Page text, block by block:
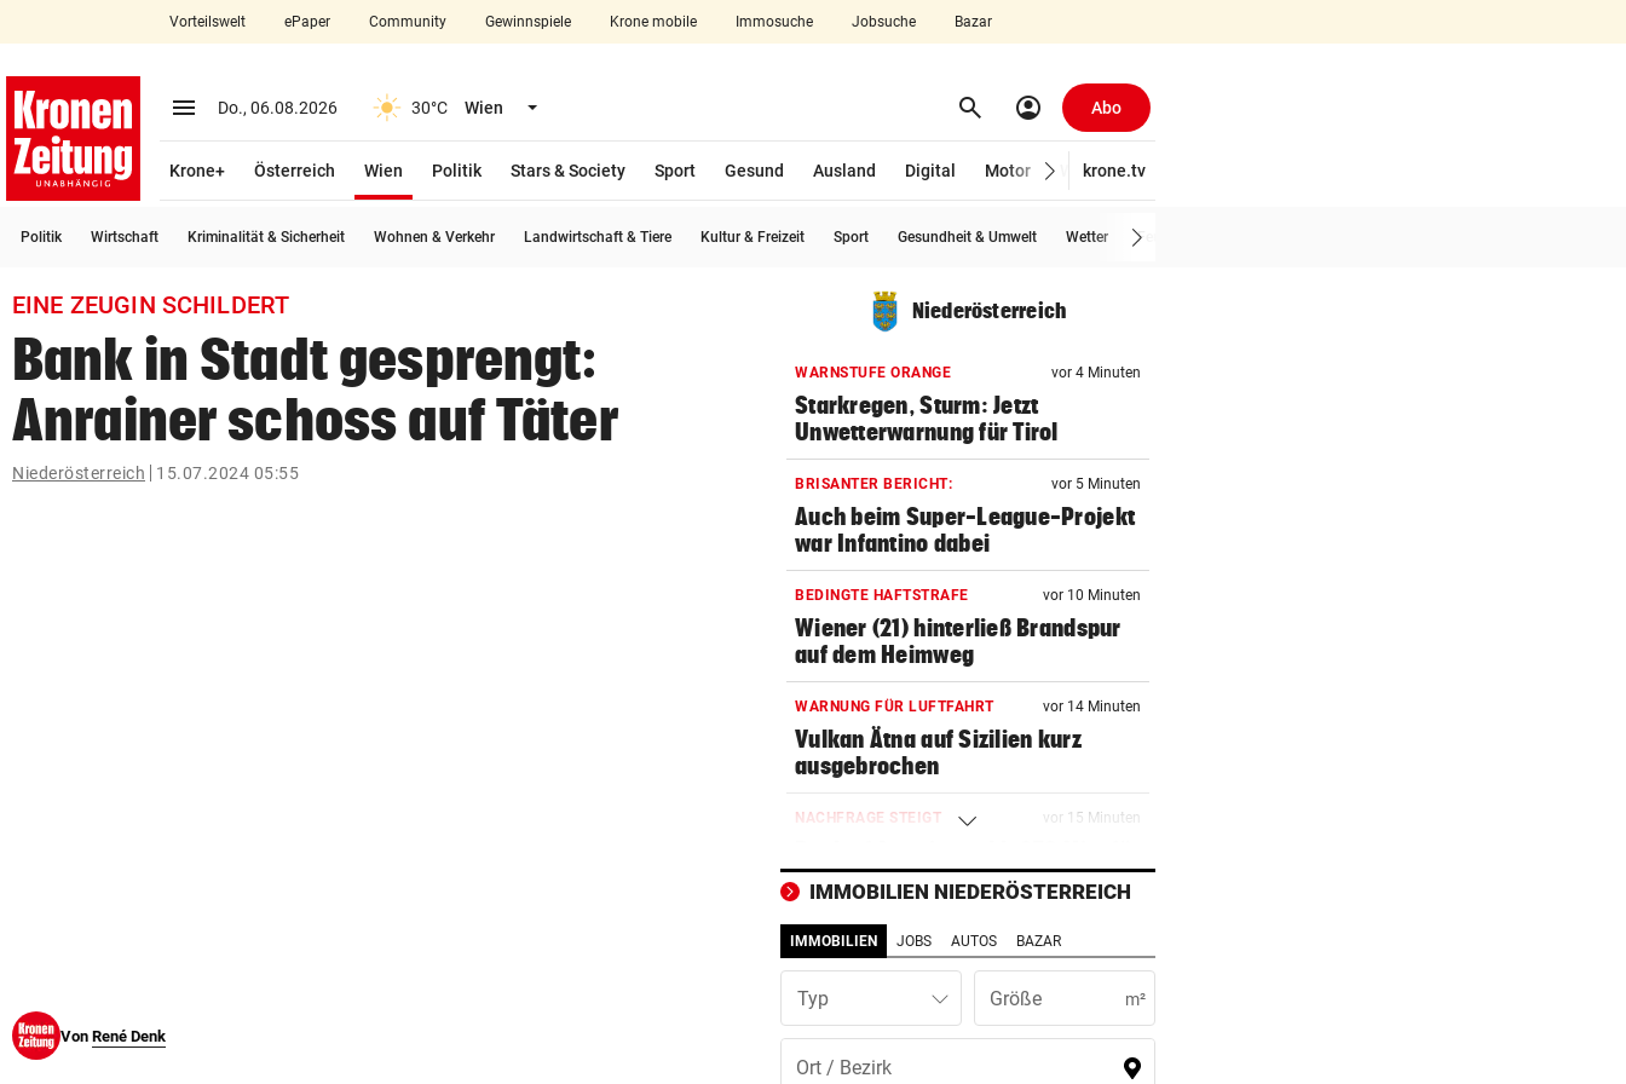
closeSchließen
account_circle Anmelden
arrow_right
bookmark
search
Suchbegriff
eingeben
Vorteilswelt ePaper Community Gewinnspiele Krone mobile Immosuche Jobsuche Bazar
menu Menü aufklappen
Do., 06.08.2026 30°C Wien Menü aufklappen search Suchen
account_circle Abo
Krone+ Österreich Wien
Politik
Stars & Society Sport Gesund Ausland Digital Motor Wirtschaft
krone.tv
Politik Wirtschaft Kriminalität & Sicherheit Wohnen & Verkehr Landwirtschaft & Tiere Kultur & Freizeit Sport Gesundheit & Umwelt Wetter Feuerwehr
EINE ZEUGIN SCHILDERT
Bank in Stadt gesprengt:
Anrainer schoss auf Täter
Niederösterreich 15.07.2024 05:55
Von René Denk
Niederösterreich
WARNSTUFE ORANGE vor 4 Minuten
Starkregen, Sturm: Jetzt
Unwetterwarnung für Tirol
BRISANTER BERICHT: vor 5 Minuten
Auch beim Super-League-Projekt
war Infantino dabei
BEDINGTE HAFTSTRAFE vor 10 Minuten
Wiener (21) hinterließ Brandspur
auf dem Heimweg
WARNUNG FÜR LUFTFAHRT vor 14 Minuten
Vulkan Ätna auf Sizilien kurz
ausgebrochen
NACHFRAGE STEIGT vor 15 Minuten
Abnehmspritzen
HILFE KAM ZU SPÄT
Wien: 55-Jähriger bei
Wohnungsbrand gestorben
„MEIN BABY-GIRL“ vor 23 Minuten
Jamie Olivers älteste Tochter
IMMOBILIEN NIEDERÖSTERREICH
IMMOBILIEN JOBS AUTOS BAZAR
Typ m²